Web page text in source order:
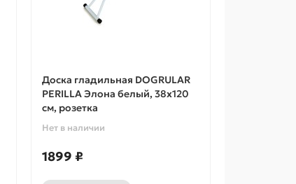
Доска гладильная DOGRULAR
PERILLA Элона белый, 38х120
см, розетка
Нет в наличии
1899 ₽